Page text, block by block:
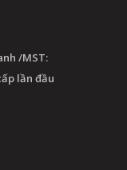
/MST:
lần đầu